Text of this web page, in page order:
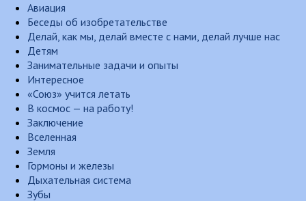
Авиация
Беседы об изобретательстве
Делай, как мы, делай вместе с нами, делай лучше нас
Детям
Занимательные задачи и опыты
Интересное
«Союз» учится летать
В космос — на работу!
Заключение
Вселенная
Земля
Гормоны и железы
Дыхательная система
Зубы